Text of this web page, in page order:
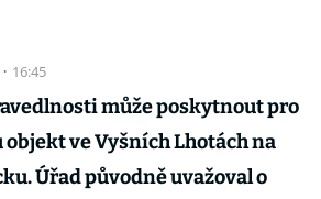
· 16:45
může poskytnout pro
ve Vyšních Lhotách na
Úřad původně uvažoval o